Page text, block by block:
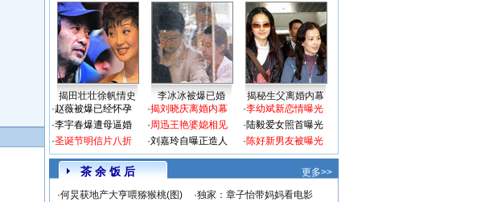
揭田壮壮徐帆情史 李冰冰被爆已婚
揭秘生父离婚内幕
·赵薇被爆已经怀孕
·李宇春爆遭母逼婚
·圣诞节明信片八折
·揭刘晓庆离婚内幕
·周迅王艳婆媳相见
·刘嘉玲自曝正造人
·李幼斌新恋情曝光
·陆毅爱女照首曝光
·陈好新男友被曝光
茶 余 饭 后
更多>>
·何炅获地产大亨喂猕猴桃(图) ·独家：章子怡带妈妈看电影